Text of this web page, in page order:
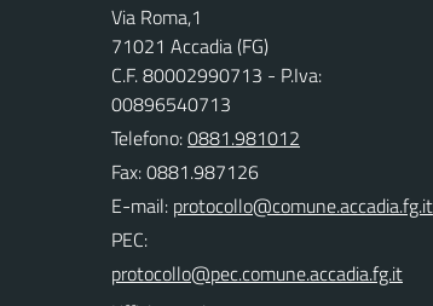
Via Roma,1
71021 Accadia (FG)
C.F. 80002990713 - P.Iva:
00896540713
Telefono:0881.981012
Fax: 0881.987126
E-mail:
PEC: